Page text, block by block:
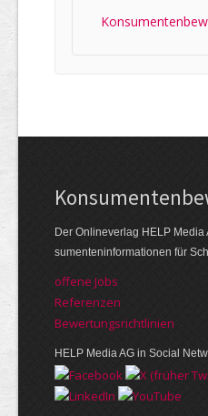
Der Online­verlag HELP
su­menten­infor­mationen für
offene Jobs
Referenzen
Bewer­tungs­richt­linien
HELP Media AG in Social